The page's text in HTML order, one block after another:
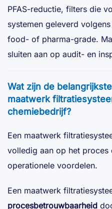
PFAS-reductie, filters die
systemen geleverd
food- of pharma-grade.
sluiten aan op audit- en
Wat zijn de
maatwerk
chemiebedrijf?
Een maatwerk
volledig aan op het proces
operationele voordelen.
Een maatwerk
procesbetrouwbaarheid